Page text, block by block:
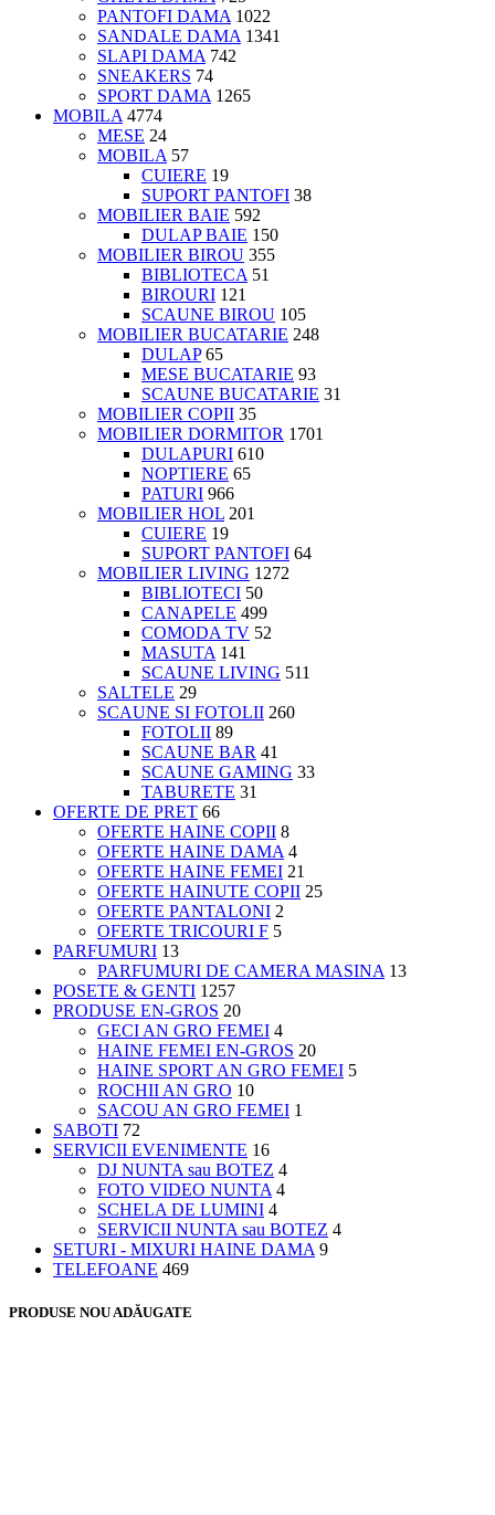
PANTOFI DAMA 1022
SANDALE DAMA 1341
SLAPI DAMA 742
SNEAKERS 74
SPORT DAMA 1265
MOBILA 4774
MESE 24
MOBILA 57
CUIERE 19
SUPORT PANTOFI 38
MOBILIER BAIE 592
DULAP BAIE 150
MOBILIER BIROU 355
BIBLIOTECA 51
BIROURI 121
SCAUNE BIROU 105
MOBILIER BUCATARIE 248
DULAP 65
MESE BUCATARIE 93
SCAUNE BUCATARIE 31
MOBILIER COPII 35
MOBILIER DORMITOR 1701
DULAPURI 610
NOPTIERE 65
PATURI 966
MOBILIER HOL 201
CUIERE 19
SUPORT PANTOFI 64
MOBILIER LIVING 1272
BIBLIOTECI 50
CANAPELE 499
COMODA TV 52
MASUTA 141
SCAUNE LIVING 511
SALTELE 29
SCAUNE SI FOTOLII 260
FOTOLII 89
SCAUNE BAR 41
SCAUNE GAMING 33
TABURETE 31
OFERTE DE PRET 66
OFERTE HAINE COPII 8
OFERTE HAINE DAMA 4
OFERTE HAINE FEMEI 21
OFERTE HAINUTE COPII 25
OFERTE PANTALONI 2
OFERTE TRICOURI F 5
PARFUMURI 13
PARFUMURI DE CAMERA MASINA 13
POSETE & GENTI 1257
PRODUSE EN-GROS 20
GECI AN GRO FEMEI 4
HAINE FEMEI EN-GROS 20
HAINE SPORT AN GRO FEMEI 5
ROCHII AN GRO 10
SACOU AN GRO FEMEI 1
SABOTI 72
SERVICII EVENIMENTE 16
DJ NUNTA sau BOTEZ 4
FOTO VIDEO NUNTA 4
SCHELA DE LUMINI 4
SERVICII NUNTA sau BOTEZ 4
SETURI - MIXURI HAINE DAMA 9
TELEFOANE 469
PRODUSE NOU ADĂUGATE